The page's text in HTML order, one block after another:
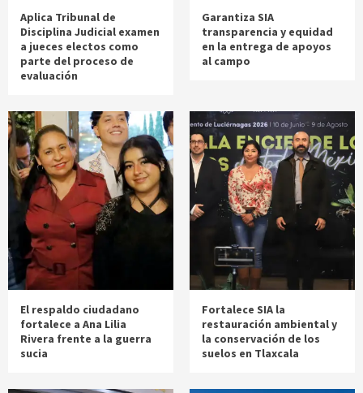
Aplica Tribunal de
Disciplina Judicial examen
a jueces electos como
parte del proceso de
evaluación
Garantiza SIA
transparencia y equidad
en la entrega de apoyos
al campo
El respaldo ciudadano
fortalece a Ana Lilia
Rivera frente a la guerra
sucia
Fortalece SIA la
restauración ambiental y
la conservación de los
suelos en Tlaxcala